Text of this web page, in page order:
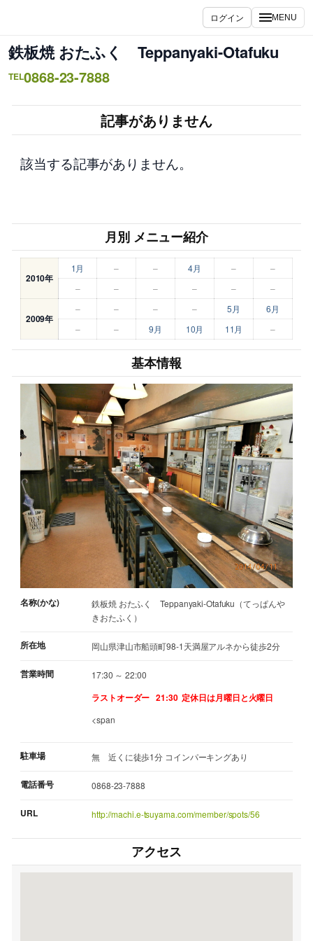
を
ス
キ
ログイン MENU
鉄板焼 おたふく Teppanyaki-Otafuku
TEL0868-23-7888
記事がありません
該当する記事がありません。
月別 メニュー紹介
2010年
1月 – – 4月 –
–
–
– – – – –
2009年
– – – – 5月
6月
–
– 9月 10月 11月 –
基本情報
名称(かな)
鉄板焼 おたふく Teppanyaki-Otafuku（てっぱんや
きおたふく）
所在地 岡山県津山市船頭町98-1天満屋アルネから徒歩2分
営業時間 17:30 ～ 22:00
ラストオーダー 21:30 定休日は月曜日と火曜日
<span
駐車場 無 近くに徒歩1分 コインパーキングあり
電話番号 0868-23-7888
URL http://machi.e-tsuyama.com/member/spots/56
アクセス